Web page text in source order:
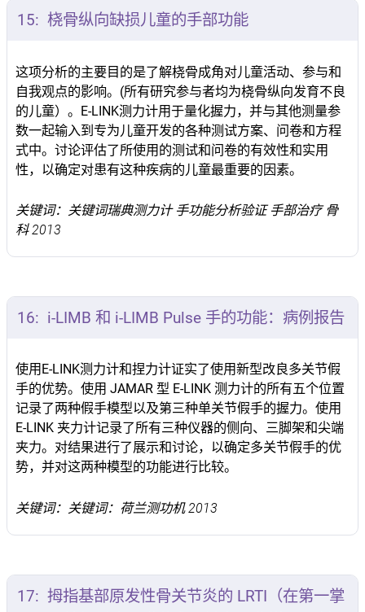
15: 桡骨纵向缺损儿童的手部功能
这项分析的主要目的是了解桡骨成角对儿童活动、参与和
自我观点的影响。(所有研究参与者均为桡骨纵向发育不良
的儿童）。E-LINK测力计用于量化握力，并与其他测量参
数一起输入到专为儿童开发的各种测试方案、问卷和方程
式中。讨论评估了所使用的测试和问卷的有效性和实用
性，以确定对患有这种疾病的儿童最重要的因素。
关键词：关键词瑞典测力计 手功能分析验证 手部治疗 骨
科 2013
16: i-LIMB 和 i-LIMB Pulse 手的功能：病例报告
使用E-LINK测力计和捏力计证实了使用新型改良多关节假
手的优势。使用 JAMAR 型 E-LINK 测力计的所有五个位置
记录了两种假手模型以及第三种单关节假手的握力。使用
E-LINK 夹力计记录了所有三种仪器的侧向、三脚架和尖端
夹力。对结果进行了展示和讨论，以确定多关节假手的优
势，并对这两种模型的功能进行比较。
关键词：关键词：荷兰测功机 2013
17: 拇指基部原发性骨关节炎的 LRTI（在第一掌